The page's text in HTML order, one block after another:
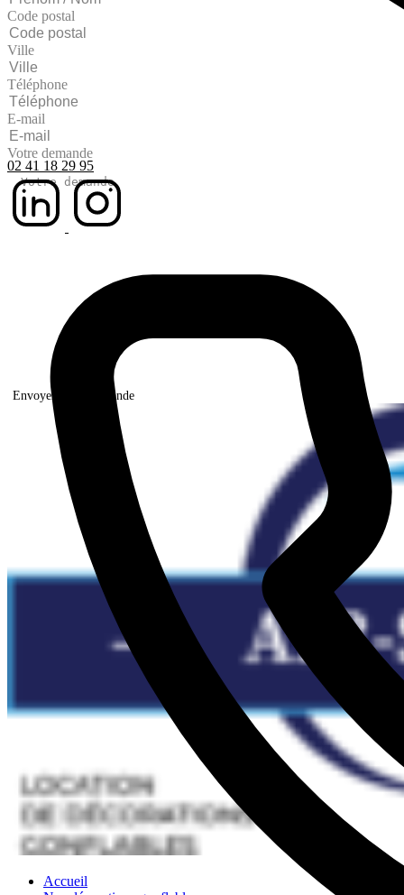
Code postal
Ville
Téléphone
E-mail
Votre demande
Envoyer votre demande
Accueil
02 41 18 29 95